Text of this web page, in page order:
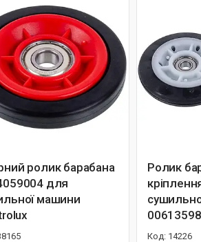
ролик барабана
для
машини
Ролик
00613598
14226